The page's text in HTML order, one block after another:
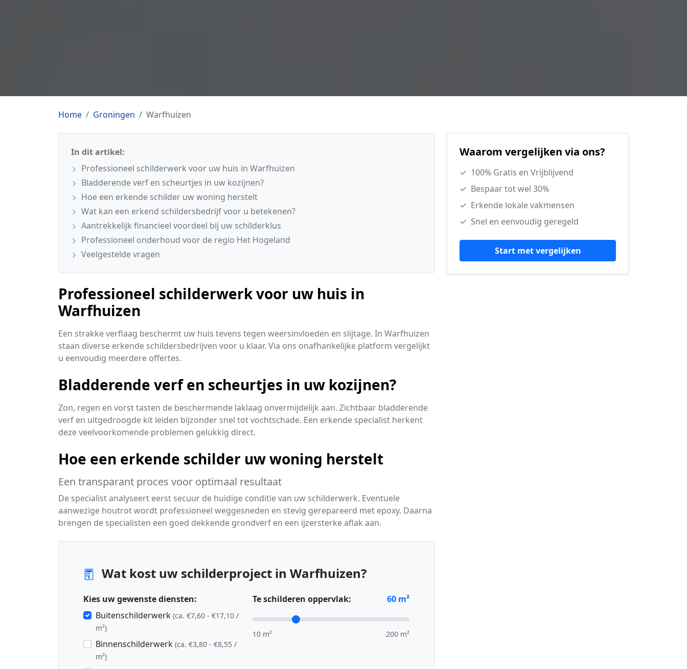
Home Groningen Warfhuizen
In dit artikel:
Professioneel schilderwerk voor uw huis in Warfhuizen
Bladderende verf en scheurtjes in uw kozijnen?
Hoe een erkende schilder uw woning herstelt
Wat kan een erkend schildersbedrijf voor u betekenen?
Aantrekkelijk financieel voordeel bij uw schilderklus
Professioneel onderhoud voor de regio Het Hogeland
Veelgestelde vragen
Professioneel schilderwerk voor uw huis in
Warfhuizen
Een strakke verflaag beschermt uw huis tevens tegen weersinvloeden en slijtage. In Warfhuizen
staan diverse erkende schildersbedrijven voor u klaar. Via ons onafhankelijke platform vergelijkt
u eenvoudig meerdere offertes.
Bladderende verf en scheurtjes in uw kozijnen?
Zon, regen en vorst tasten de beschermende laklaag onvermijdelijk aan. Zichtbaar bladderende
verf en uitgedroogde kit leiden bijzonder snel tot vochtschade. Een erkende specialist herkent
deze veelvoorkomende problemen gelukkig direct.
Hoe een erkende schilder uw woning herstelt
Een transparant proces voor optimaal resultaat
De specialist analyseert eerst secuur de huidige conditie van uw schilderwerk. Eventuele
aanwezige houtrot wordt professioneel weggesneden en stevig gerepareerd met epoxy. Daarna
brengen de specialisten een goed dekkende grondverf en een ijzersterke aflak aan.
Wat kost uw schilderproject in Warfhuizen?
Kies uw gewenste diensten:
Buitenschilderwerk (ca. €7,60 - €17,10 /
m²)
Binnenschilderwerk (ca. €3,80 - €8,55 /
m²)
Te schilderen oppervlak: 60 m²
10 m² 200 m²
Waarom vergelijken via ons?
✓ 100% Gratis en Vrijblijvend
✓ Bespaar tot wel 30%
✓ Erkende lokale vakmensen
✓ Snel en eenvoudig geregeld
Start met vergelijken